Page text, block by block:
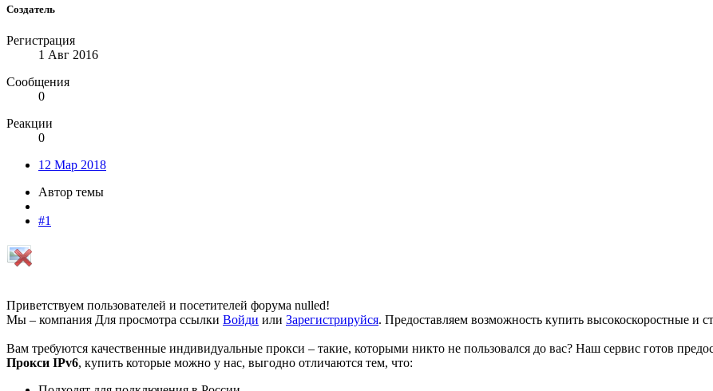
Создатель
Регистрация
1 Авг 2016
Сообщения
0
Реакции
0
12 Мар 2018
Автор темы
#1
Приветствуем пользователей и посетителей форума nulled!
Мы – компания Для просмотра ссылки Войди или Зарегистрируйся. Предоставляем возможность купить высокоскоростные и
Вам требуются качественные индивидуальные прокси – такие, которыми никто не пользовался до вас? Наш сервис готов
Прокси IPv6, купить которые можно у нас, выгодно отличаются тем, что: